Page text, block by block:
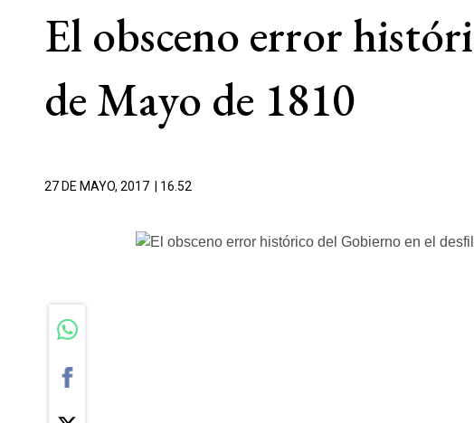
El obsceno error
de Mayo de 1810
27 DE MAYO, 2017 | 16.52